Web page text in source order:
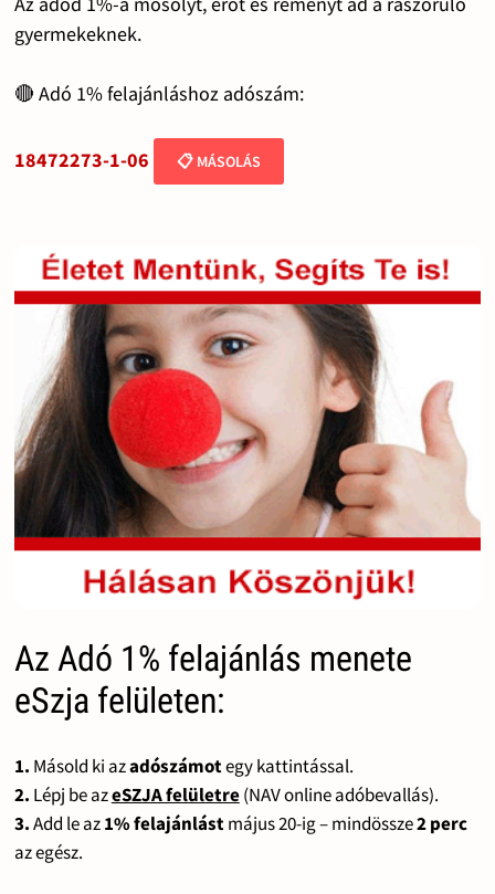
gyermekeknek.
🔴 Adó 1% felajánláshoz adószám:
18472273-1-06 📋 MÁSOLÁS
Az Adó 1% felajánlás menete
eSzja felületen:
1. Másold ki azadószámotegy kattintással.
2. Lépj be azeSZJA felületre(NAV online adóbevallás).
3.Add le az1% felajánlástmájus 20-ig – mindössze2 perc
az egész.